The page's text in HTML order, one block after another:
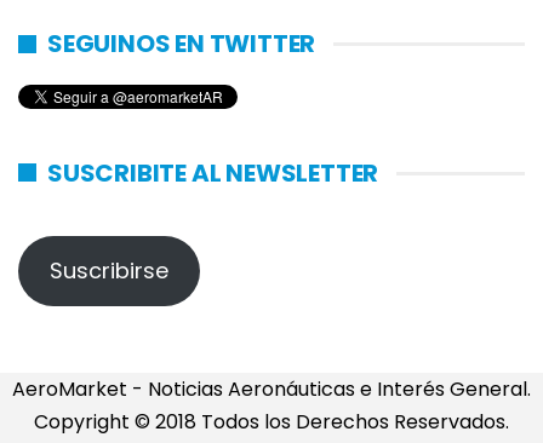
SEGUINOS EN TWITTER
SUSCRIBITE AL NEWSLETTER
Suscribirse
AeroMarket - Noticias Aeronáuticas e Interés General.
Copyright © 2018 Todos los Derechos Reservados.